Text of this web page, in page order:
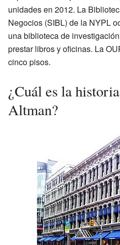
unidades en 2012. La
Negocios (SIBL) de la NYPL
una biblioteca de
prestar libros y oficinas. La
cinco pisos.
¿Cuál es la
Altman?